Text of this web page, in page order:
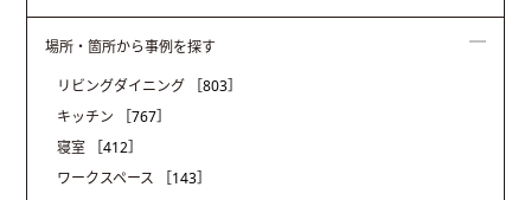
場所・箇所から事例を探す
リビングダイニング
［803］
キッチン
［767］
寝室
［412］
ワークスペース
［143］